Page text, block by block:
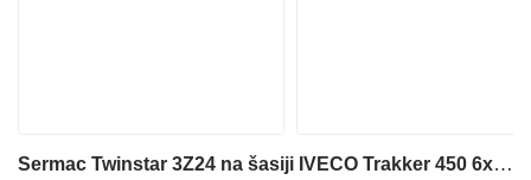
Sermac Twinstar 3Z24 na šasiji IVECO Trakker 450 6x4 / Sermac Twinstar 3Z24 concrete mixer pump / Rem